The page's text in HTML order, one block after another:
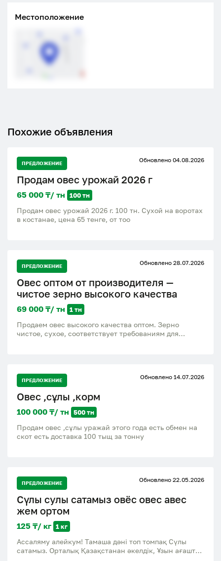
Местоположение
Похожие объявления
ПРЕДЛОЖЕНИЕ Обновлено 04.08.2026
Продам овес урожай 2026 г
65 000 ₸/ тн 100 тн
Продам овес урожай 2026 г. 100 тн. Сухой на воротах
в костанае, цена 65 тенге, от тоо
ПРЕДЛОЖЕНИЕ Обновлено 28.07.2026
Овес оптом от производителя —
чистое зерно высокого качества
69 000 ₸/ тн 1 тн
Продаем овес высокого качества оптом. Зерно
чистое, сухое, соответствует требованиям для
доставки
ПРЕДЛОЖЕНИЕ Обновлено 14.07.2026
Овес ,сұлы ,корм
100 000 ₸/ тн 500 тн
Продам овес ,сұлы уражай этого года есть обмен на
скот есть доставка 100 тыщ за тонну
ПРЕДЛОЖЕНИЕ Обновлено 22.05.2026
Сүлы сулы сатамыз овёс овес авес
жем ортом
125 ₸/ кг 1 кг
Ассаляму алейкум! Тамаша дәні топ томпақ Сүлы
сатамыз. Орталық Қазақстанан әкелдік, Ұзын ағашта